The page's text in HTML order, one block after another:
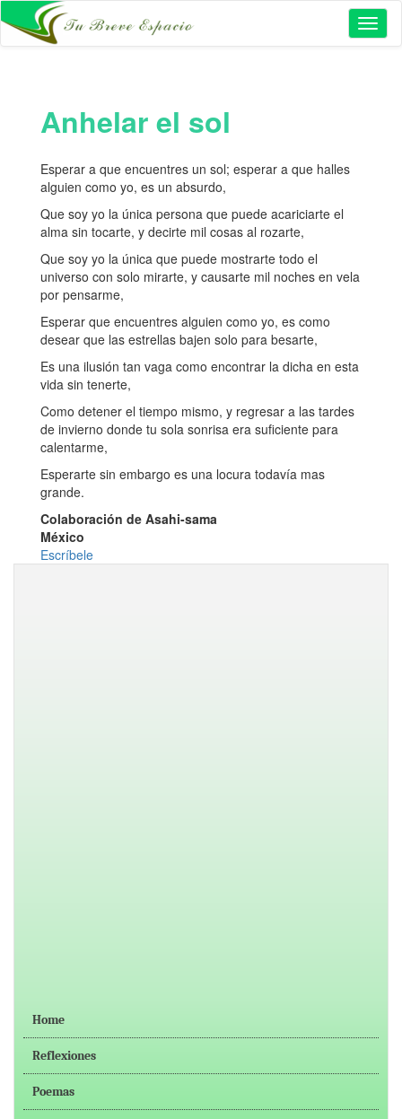
Anhelar el sol
Esperar a que encuentres un sol; esperar a que halles
alguien como yo, es un absurdo,
Que soy yo la única persona que puede acariciarte el
alma sin tocarte, y decirte mil cosas al rozarte,
Que soy yo la única que puede mostrarte todo el
universo con solo mirarte, y causarte mil noches en vela
por pensarme,
Esperar que encuentres alguien como yo, es como
desear que las estrellas bajen solo para besarte,
Es una ilusión tan vaga como encontrar la dicha en esta
vida sin tenerte,
Como detener el tiempo mismo, y regresar a las tardes
de invierno donde tu sola sonrisa era suficiente para
calentarme,
Esperarte sin embargo es una locura todavía mas
grande.
Colaboración de Asahi-sama
México
Escríbele
Home
Reflexiones
Poemas